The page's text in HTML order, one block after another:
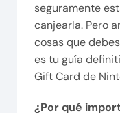
seguramente
canjearla. Pero
cosas que
es tu guía
Gift Card de
¿Por qué